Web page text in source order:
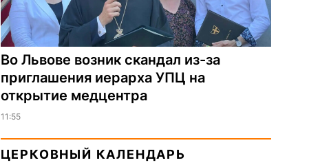
Во Львове возник скандал из-за
приглашения иерарха УПЦ на
открытие медцентра
11:55
ЦЕРКОВНЫЙ КАЛЕНДАРЬ